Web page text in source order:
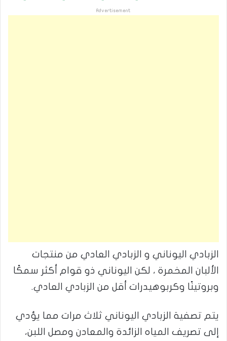
Advertisement
الزبادي اليوناني و الزبادي العادي من منتجات
الألبان المخمرة ، لكن اليوناني ذو قوام أكثر سمكًا
وبروتينًا وكربوهيدرات أقل من الزبادي العادي.
يتم تصفية الزبادي اليوناني ثلاث مرات مما يؤدي
إلى تصريف المياه الزائدة والمعادن ومصل اللبن،